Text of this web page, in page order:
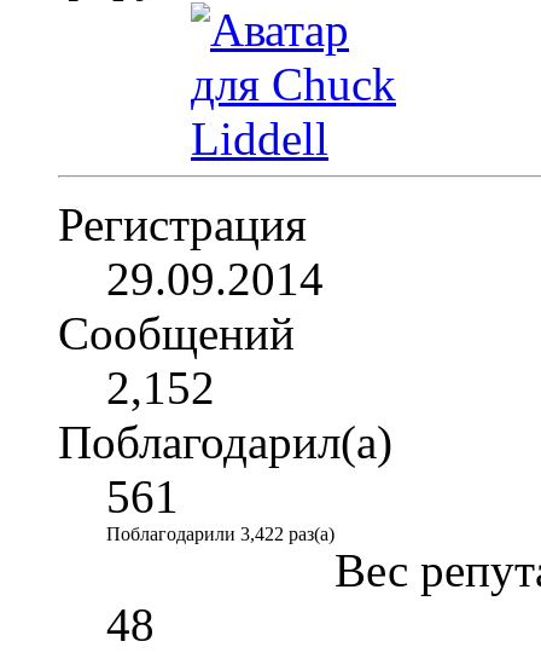
Регистрация
29.09.2014
Сообщений
2,152
Поблагодарил(а)
561
Поблагодарили 3,422 раз(а)
Вес
48